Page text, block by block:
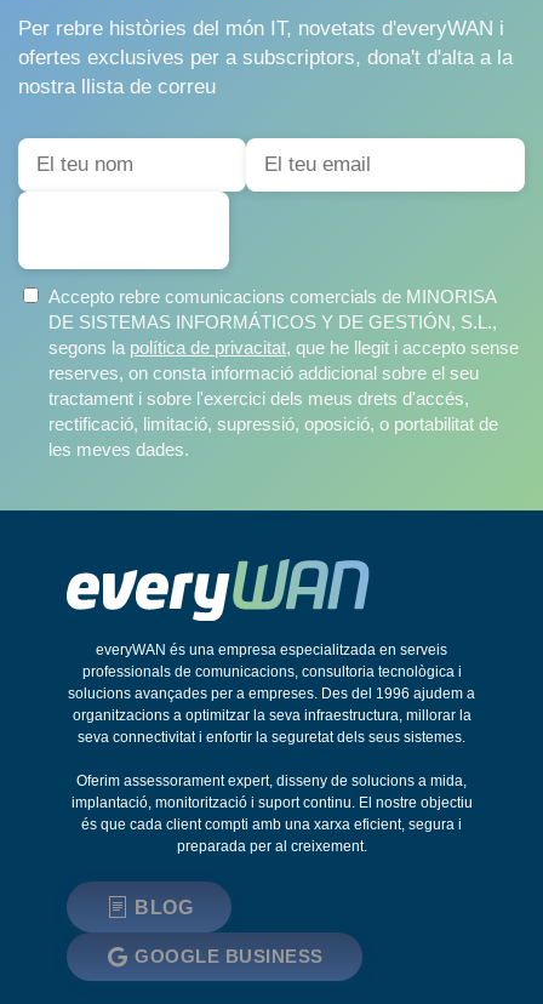
Per rebre històries del món IT, novetats d'everyWAN i
ofertes exclusives per a subscriptors, dona't d'alta a la
nostra llista de correu
Accepto rebre comunicacions comercials de MINORISA
DE SISTEMAS INFORMÁTICOS Y DE GESTIÓN, S.L.,
segons la política de privacitat, que he llegit i accepto sense
reserves, on consta informació addicional sobre el seu
tractament i sobre l'exercici dels meus drets d'accés,
rectificació, limitació, supressió, oposició, o portabilitat de
les meves dades.
everyWAN és una empresa especialitzada en serveis
professionals de comunicacions, consultoria tecnològica i
solucions avançades per a empreses. Des del 1996 ajudem a
organitzacions a optimitzar la seva infraestructura, millorar la
seva connectivitat i enfortir la seguretat dels seus sistemes.
Oferim assessorament expert, disseny de solucions a mida,
implantació, monitorització i suport continu. El nostre objectiu
és que cada client compti amb una xarxa eficient, segura i
preparada per al creixement.
BLOG
GOOGLE BUSINESS